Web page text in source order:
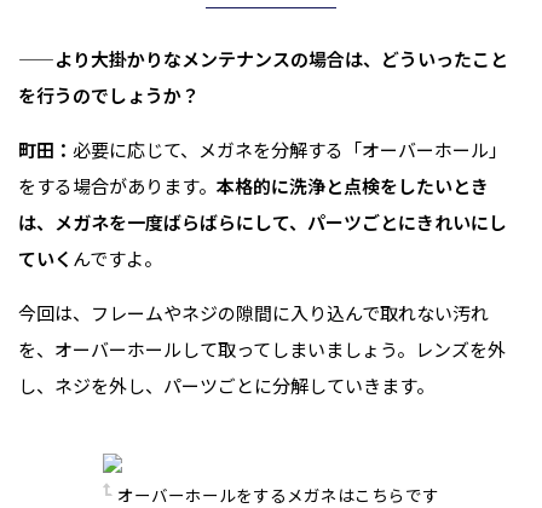
——より大掛かりなメンテナンスの場合は、どういったこと
を行うのでしょうか？
町田： 必要に応じて、メガネを分解する「オーバーホール」
をする場合があります。 本格的に洗浄と点検をしたいとき
は、メガネを一度ばらばらにして、パーツごとにきれいにし
ていく んですよ。
今回は、フレームやネジの隙間に入り込んで取れない汚れ
を、オーバーホールして取ってしまいましょう。レンズを外
し、ネジを外し、パーツごとに分解していきます。
オーバーホールをするメガネはこちらです